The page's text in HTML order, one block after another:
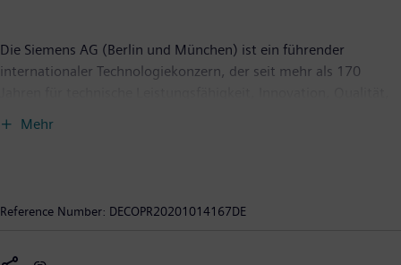
Die Siemens AG (Berlin und München) ist ein führender
internationaler Technologiekonzern, der seit mehr als 170
verbindet die physische und digitale Welt — mit dem Anspruch,
Mehr
Reference Number: DECOPR20201014167DE